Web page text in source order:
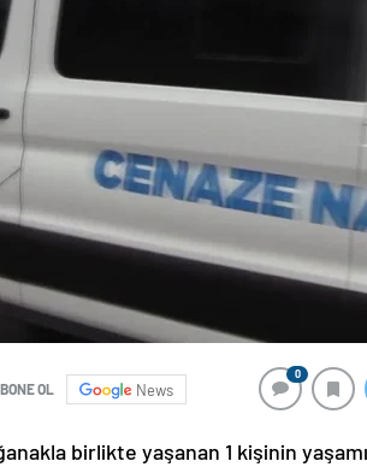
OL News
0
birlikte yaşanan 1 kişinin